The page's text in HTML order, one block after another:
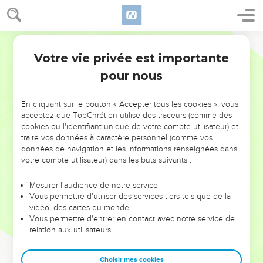
NE MANQUEZ PAS L’ÉVÉNEMENT
DE L’ANNÉE !
ET SI LEURS ERREURS POUVAIENT VOUS ÉVITER LES
VOTRES ?
leur foi ou leur vision. Mais on voit moins les doutes, les erreurs
et les saisons difficiles qu'ils ont traversés, alors même que ce
sont elles qui les ont façonnés.
Dans cette conférence, leaders, entrepreneurs, et responsables
clés pour avancer avec plus de sagesse afin que leurs erreurs
Votre vie privée est importante
pour nous
En cliquant sur le bouton « Accepter tous les cookies », vous
acceptez que TopChrétien utilise des traceurs (comme des
cookies ou l'identifiant unique de votre compte utilisateur) et
traite vos données à caractère personnel (comme vos
données de navigation et les informations renseignées dans
votre compte utilisateur) dans les buts suivants :
Mesurer l'audience de notre service
Vous permettre d'utiliser des services tiers tels que de la
vidéo, des cartes du monde…
Vous permettre d'entrer en contact avec notre service de
relation aux utilisateurs.
Choisir mes cookies